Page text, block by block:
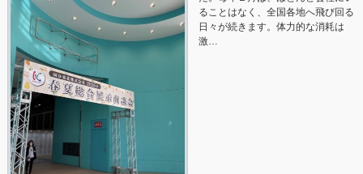
ることはなく、全国各地へ飛び回る
日々が続きます。体力的な消耗は
激…